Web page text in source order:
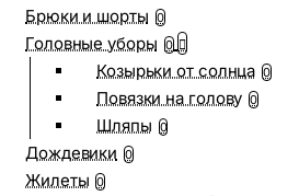
Брюки и шорты 0
Головные уборы 0
Козырьки от солнца 0
Повязки на голову 0
Шляпы 0
Дождевики 0
Жилеты 0